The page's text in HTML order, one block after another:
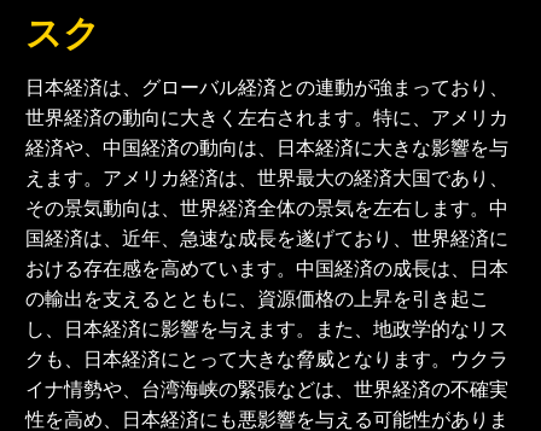
スク
日本経済は、グローバル経済との連動が強まっており、
世界経済の動向に大きく左右されます。特に、アメリカ
経済や、中国経済の動向は、日本経済に大きな影響を与
えます。アメリカ経済は、世界最大の経済大国であり、
その景気動向は、世界経済全体の景気を左右します。中
国経済は、近年、急速な成長を遂げており、世界経済に
おける存在感を高めています。中国経済の成長は、日本
の輸出を支えるとともに、資源価格の上昇を引き起こ
し、日本経済に影響を与えます。また、地政学的なリス
クも、日本経済にとって大きな脅威となります。ウクラ
イナ情勢や、台湾海峡の緊張などは、世界経済の不確実
性を高め、日本経済にも悪影響を与える可能性がありま